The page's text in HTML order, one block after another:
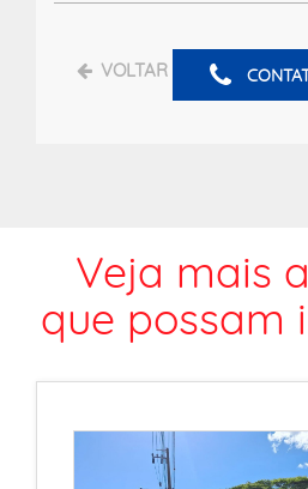
VOLTAR
Veja mais
que possam